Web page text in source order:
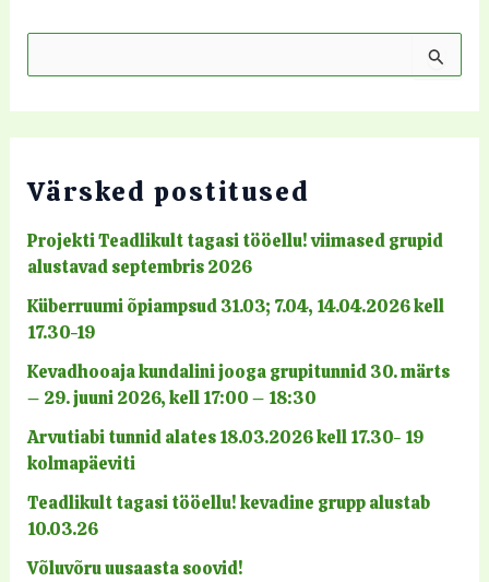
e
c
f
o
r
:
Värsked postitused
Projekti Teadlikult tagasi tööellu! viimased grupid
alustavad septembris 2026
Küberruumi õpiampsud 31.03; 7.04, 14.04.2026 kell
17.30-19
Kevadhooaja kundalini jooga grupitunnid 30. märts
– 29. juuni 2026, kell 17:00 – 18:30
Arvutiabi tunnid alates 18.03.2026 kell 17.30- 19
kolmapäeviti
Teadlikult tagasi tööellu! kevadine grupp alustab
10.03.26
Võluvõru uusaasta soovid!